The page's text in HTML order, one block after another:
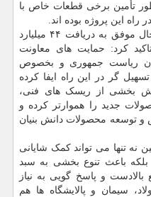
تأمین برخی قطعات خاص با
راه این پروژه بوده اند.
وی با اشاره به اینکه این پروژه تابحال موفق به دریافت ۴۴ میلیارد
کرد: حمایت های معاونت
ریاست جمهوری و بخصوص
تسهیل گر در این راه ایفا کرده
بخشی از ریسک های فنی،
جدید را هموارتر کرده و
توسعه محصولات دانش بنیان
نه تنها می تواند کمک شایانی
بلکه باعث تنوع بخشی به سبد
بالادست و پاسخ گویی به نیاز
سیمان و پالایشگاه ها هم